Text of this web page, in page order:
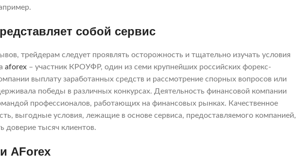
собой сервис
трейдерам следует проявлять осторожность и тщательно изучать условия
aforex – участник КРОУФР, один из семи крупнейших российских форекс-
выплату заработанных средств и рассмотрение спорных вопросов или
победы в различных конкурсах. Деятельность финансовой компании
профессионалов, работающих на финансовых рынках. Качественное
выгодные условия, лежащие в основе сервиса, предоставляемого компанией,
доверие тысяч клиентов.
AForex